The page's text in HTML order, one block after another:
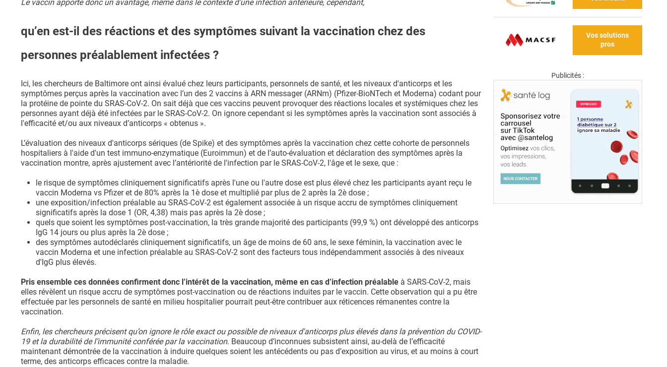
Le vaccin apporte donc un avantage, même dans le contexte d'une infection antérieure, cependant,
qu’en est-il des réactions et des symptômes suivant la vaccination chez des
personnes préalablement infectées ?
Ici, les chercheurs de Baltimore ont ainsi évalué chez leurs participants, personnels de santé, et les niveaux d'anticorps et les
symptômes perçus après la vaccination avec l’un des 2 vaccins à ARN messager (ARNm) (Pfizer-BioNTech et Moderna) codant pour
la protéine de pointe du SRAS-CoV-2. On sait déjà que ces vaccins peuvent provoquer des réactions locales et systémiques chez les
personnes ayant déjà été infectées par le SRAS-CoV-2. On ignore cependant si les symptômes après la vaccination sont associés à
l'efficacité et/ou aux niveaux d’anticorps « obtenus ».
L’évaluation des niveaux d'anticorps sériques (de Spike) et des symptômes après la vaccination chez cette cohorte de personnels
hospitaliers à l'aide d'un test immuno-enzymatique (Euroimmun) et de l’auto-évaluation et déclaration des symptômes après la
vaccination montre, après ajustement avec l’antériorité de l'infection par le SRAS-CoV-2, l'âge et le sexe, que :
le risque de symptômes cliniquement significatifs après l'une ou l'autre dose est plus élevé chez les participants ayant reçu le
vaccin Moderna vs Pfizer et de 80% après la 1è dose et multiplié par plus de 2 après la 2è dose ;
une exposition/infection préalable au SRAS-CoV-2 est également associée à un risque accru de symptômes cliniquement
significatifs après la dose 1 (OR, 4,38) mais pas après la 2è dose ;
quels que soient les symptômes post-vaccination, la très grande majorité des participants (99,9 %) ont développé des anticorps
IgG 14 jours ou plus après la 2è dose ;
des symptômes autodéclarés cliniquement significatifs, un âge de moins de 60 ans, le sexe féminin, la vaccination avec le
vaccin Moderna et une infection préalable au SRAS-CoV-2 sont des facteurs tous indépendamment associés à des niveaux
d'IgG plus élevés.
Pris ensemble ces données confirment donc l’intérêt de la vaccination, même en cas d’infection préalable à SARS-CoV-2, mais
elles révèlent un risque accru de symptômes post-vaccination ou de réactions induites par le vaccin. Cette observation qui a pu être
effectuée par les personnels de santé en milieu hospitalier pourrait peut-être contribuer aux réticences rémanentes contre la
vaccination.
Enfin, les chercheurs précisent qu’on ignore le rôle exact ou possible de niveaux d'anticorps plus élevés dans la prévention du COVID-
19 et la durabilité de l’immunité conférée par la vaccination. Beaucoup d’inconnues subsistent ainsi, au-delà de l’efficacité
maintenant démontrée de la vaccination à induire quelques soient les antécédents ou pas d’exposition au virus, et au moins à court
terme, des anticorps efficaces contre la maladie.
Vos solutions
pros
Publicités :